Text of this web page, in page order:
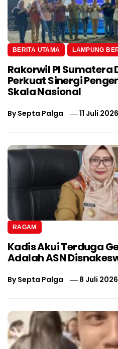
BERITA UTAMA LAMPUNG
Rakorwil PI Sumatera
Perkuat Sinergi
Skala Nasional
BySepta Palga 11 Juli 2026
RAGAM
Kadis Akui Terduga
Adalah ASN
BySepta Palga 8 Juli 2026